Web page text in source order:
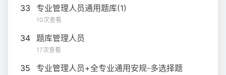
33 专业管理人员通用题库(1)
10次查看
34 题库管理人员
17次查看
35 专业管理人员+全专业通用安规-多选择题